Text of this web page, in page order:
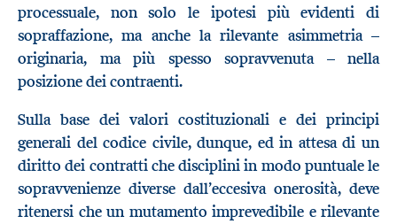
processuale, non solo le ipotesi più evidenti di
sopraffazione, ma anche la rilevante asimmetria –
originaria, ma più spesso sopravvenuta – nella
posizione dei contraenti.
Sulla base dei valori costituzionali e dei principi
generali del codice civile, dunque, ed in attesa di un
diritto dei contratti che disciplini in modo puntuale le
sopravvenienze diverse dall’eccesiva onerosità, deve
ritenersi che un mutamento imprevedibile e rilevante